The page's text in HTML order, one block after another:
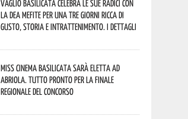
Vaglio Basilicata celebra le sue radici con
la Dea Mefite per una tre giorni ricca di
gusto, storia e intrattenimento. I dettagli
Miss Cinema Basilicata sarà eletta ad
Abriola. Tutto pronto per la finale
regionale del concorso